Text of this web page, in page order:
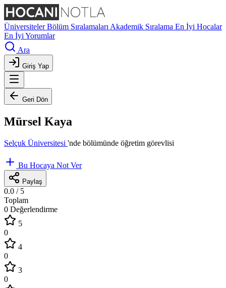
ÜniversitelerBölüm Sıralamaları Akademik Sıralama En İyi Hocalar
En İyi Yorumlar
Ara
Giriş Yap
Geri Dön
Mürsel Kaya
Selçuk Üniversitesi 'nde bölümünde öğretim görevlisi
Bu Hocaya Not Ver
Paylaş
0.0 / 5
Toplam
0 Değerlendirme
5
0
4
0
3
0